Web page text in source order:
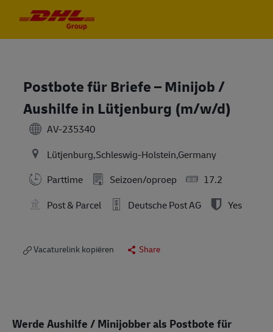
Postbote für Briefe – Minijob /
Aushilfe in Lütjenburg (m/w/d)
AV-235340
Lütjenburg,Schleswig-Holstein,Germany
Parttime
Seizoen/oproep
17.2
Post & Parcel
Deutsche Post AG Yes
Vacaturelink kopiëren Share
Werde Aushilfe / Minijobber als Postbote für